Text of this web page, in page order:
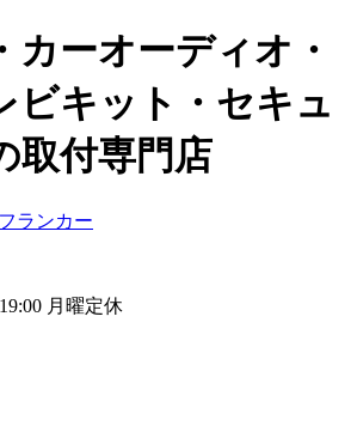
カーオーディオ・
ビキット・セキュ
取付専門店
ランカー
月曜定休